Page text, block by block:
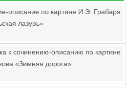
описание по картине И.Э. Грабаря
лазурь»
к сочинению-описанию по картине
«Зимняя дорога»